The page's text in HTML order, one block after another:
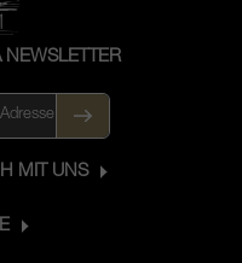
– Vigneto
Bellavista.
75 Hektar
und
und offenbart
di Ama
MIT UNS